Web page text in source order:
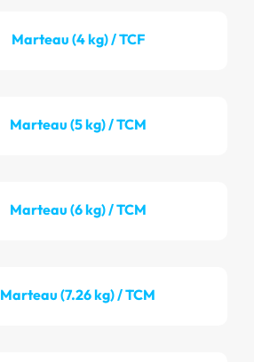
Marteau (4 kg) / TCF
Marteau (5 kg) / TCM
Marteau (6 kg) / TCM
Marteau (7.26 kg) / TCM